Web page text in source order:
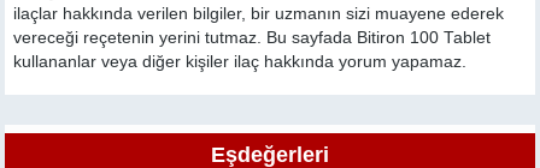
ilaçlar hakkında verilen bilgiler, bir uzmanın sizi muayene ederek
vereceği reçetenin yerini tutmaz. Bu sayfada Bitiron 100 Tablet
kullananlar veya diğer kişiler ilaç hakkında yorum yapamaz.
Eşdeğerleri